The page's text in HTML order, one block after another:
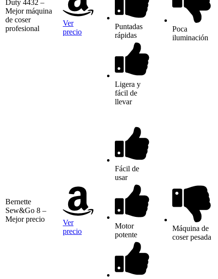
Duty 4432 –
Mejor máquina
de coser
profesional
Ver
precio
Puntadas
rápidas
Ligera y
fácil de
llevar
Poca
iluminación
Bernette
Sew&Go 8 –
Mejor precio
Ver
precio
Fácil de
usar
Motor
potente
Máquina de
coser pesada